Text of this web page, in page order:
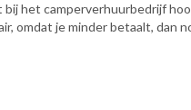
bij het camperverhuurbedrijf
omdat je minder betaalt, dan